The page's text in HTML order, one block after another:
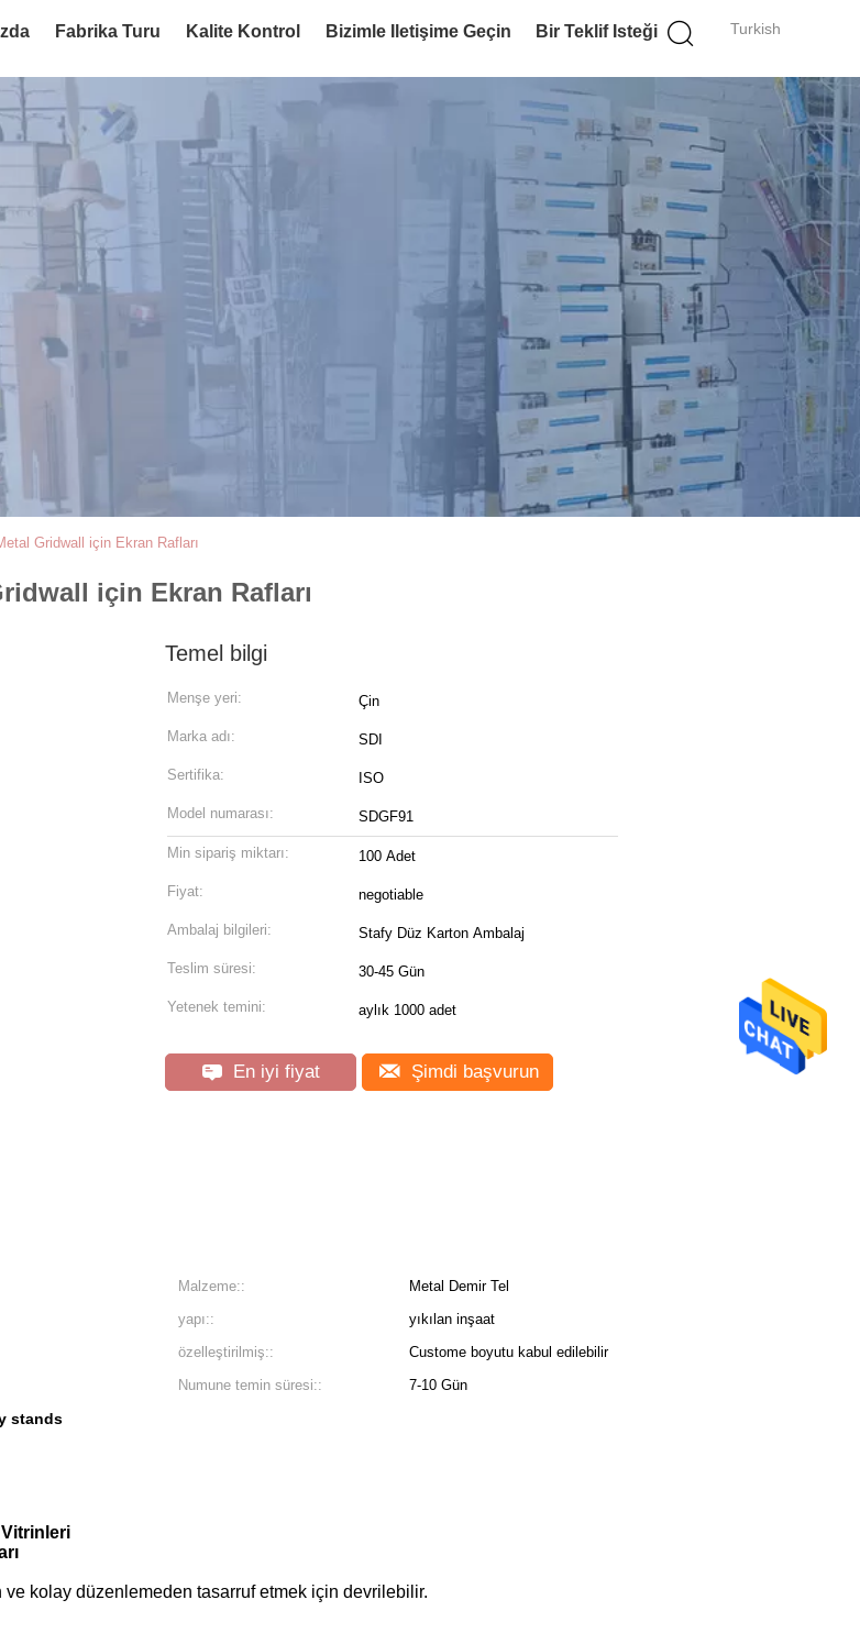
Turkish
Fabrika Turu Kalite Kontrol Bizimle Iletişime Geçin Bir Teklif Isteği
Gridwall için Ekran Rafları
için Ekran Rafları
Temel bilgi
Menşe yeri: Çin
Marka adı: SDI
Sertifika: ISO
Model numarası: SDGF91
Min sipariş miktarı: 100 Adet
Fiyat: negotiable
Ambalaj bilgileri: Stafy Düz Karton Ambalaj
Teslim süresi: 30-45 Gün
Yetenek temini: aylık 1000 adet
En iyi fiyat Şimdi başvurun
Malzeme::
Metal Demir Tel
yapı::
yıkılan inşaat
özelleştirilmiş::
Custome boyutu kabul edilebilir
Numune temin süresi::
7-10 Gün
stands
Vitrinleri
ve kolay düzenlemeden tasarruf etmek için devrilebilir.